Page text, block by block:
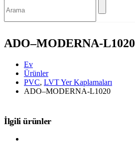
ADO–MODERNA-L1020
Ev
Ürünler
PVC, LVT Yer Kaplamaları
ADO–MODERNA-L1020
İlgili ürünler